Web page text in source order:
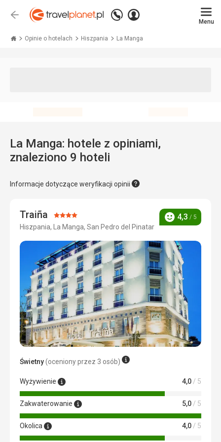
Wstecz
Zadzwoń
+48 71 771 76 55
Zaloguj
Menu
Opinie o hotelach Hiszpania La Manga
La Manga: hotele z opiniami,
znaleziono 9 hoteli
Informacje dotyczące weryfikacji opinii
Traiña Ocena:
4/5
Hiszpania, La Manga, San Pedro del Pinatar
Ocena
4,3 / 5
Świetny(oceniony przez 3 osób)
Wyżywienie 4,0 / 5
Zakwaterowanie 5,0 / 5
Okolica 4,0 / 5